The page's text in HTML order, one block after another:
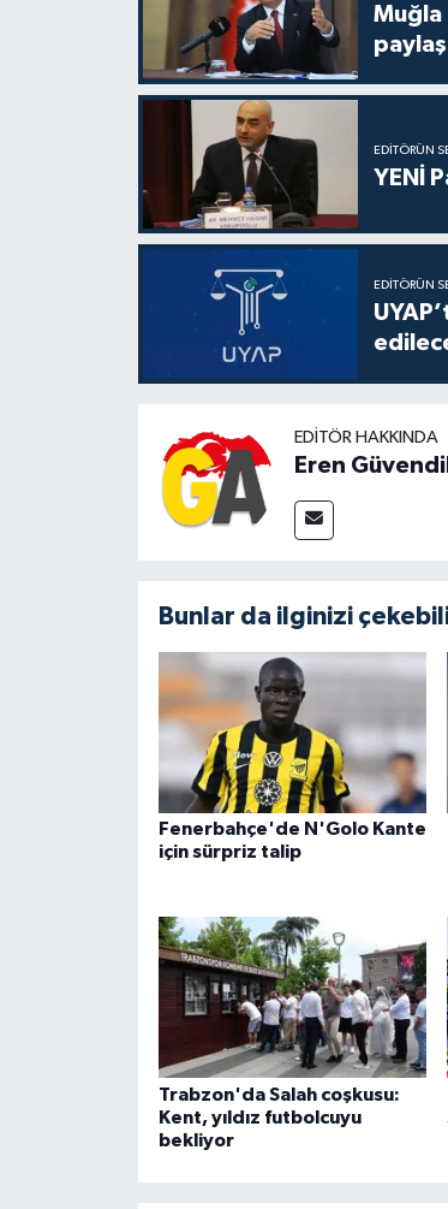
Muğla
EDITÖRÜN
YENİ
EDITÖRÜN
EDITÖR HAKKINDA
Eren
Bunlar da ilginizi
Fenerbahçe'de N'Golo Kante
için sürpriz talip
Trabzon'da Salah coşkusu:
Kent, yıldız futbolcuyu
bekliyor